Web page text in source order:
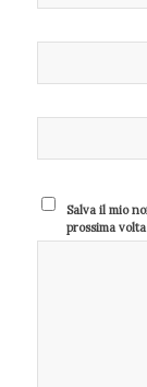
Salva il mio
prossima